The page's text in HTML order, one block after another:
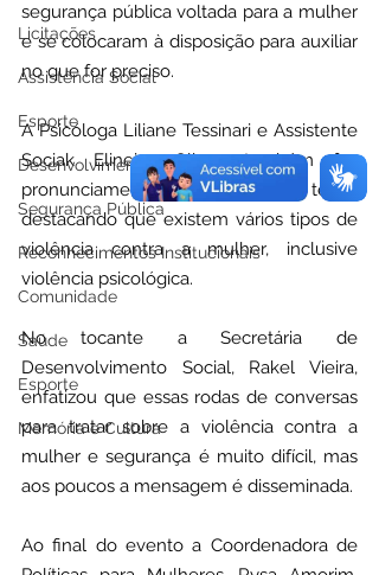
Licitações
Assistência Social
Esporte
Desenvolvimento Econômico
Segurança Pública
Reconhecimentos Institucionais
Comunidade
Saúde
Esporte
Memória e Cultura
segurança pública voltada para a mulher
e se colocaram à disposição para auxiliar
no que for preciso.
A Psicóloga Liliane Tessinari e Assistente
Sociak Elineire Oliare, também fez
pronunciamento referente ao tema,
destacando que existem vários tipos de
violência contra a mulher, inclusive
violência psicológica.
No tocante a Secretária de
Desenvolvimento Social, Rakel Vieira,
enfatizou que essas rodas de conversas
para tratar sobre a violência contra a
mulher e segurança é muito difícil, mas
aos poucos a mensagem é disseminada.
Ao final do evento a Coordenadora de